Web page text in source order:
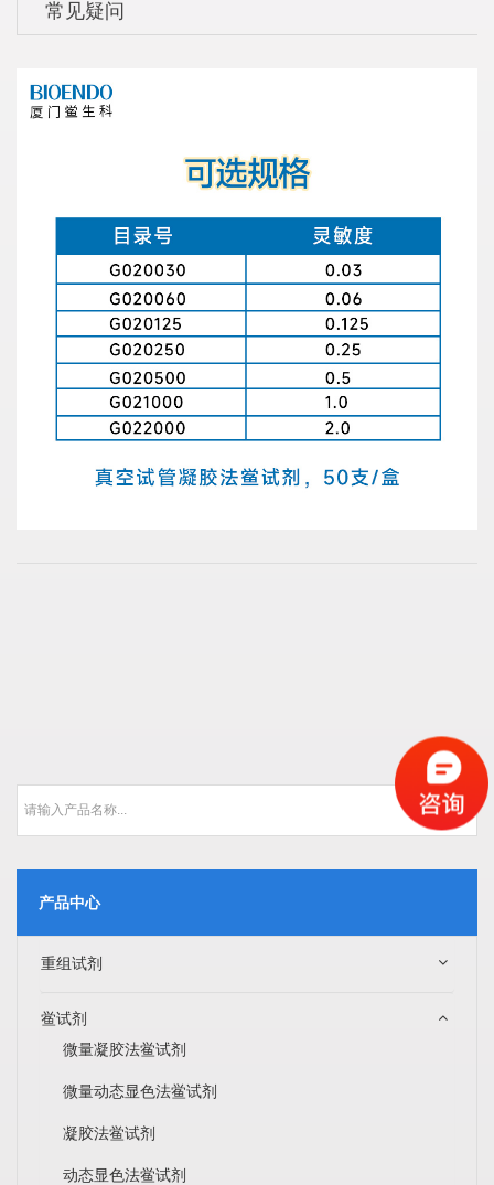
常见疑问
产品中心
重组试剂
鲎试剂
微量凝胶法鲎试剂
微量动态显色法鲎试剂
凝胶法鲎试剂
动态显色法鲎试剂